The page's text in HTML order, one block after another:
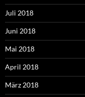
Juli 2018
Juni 2018
Mai 2018
April 2018
März 2018